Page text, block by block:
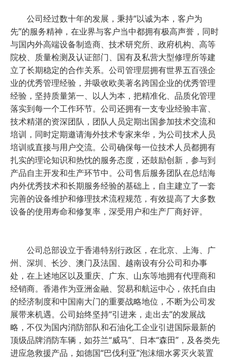
公司经过数十年的发展，秉持“以诚为本，客户为
先”的服务精神，在业界与客户当中都拥有极高声誉，同时
与国内外高端设备制造商、技术研究所、政府机构、高等
院校、质量检测及认证部门、国有及私营大型修理所等建
立了长期稳定的合作关系。公司管理层拥有世界五百强企
业的优秀管理经验，并吸收欧美著名跨国企业的优秀管理
经验，坚持质量第一、以人为本，把精准化、品质化管理
落实到每一个工作环节。公司还拥有一支专业经验丰富、
技术精湛的资深团队，团队人员定期出国参加技术交流和
培训，同时定期邀请海外技术专家来华，为公司技术人员
培训或直接与用户交流。公司确保每一位技术人员都拥有
扎实的理论知识和热忱的服务态度，还鼓励创新，参与到
产品自主开发和生产环节中。公司售后服务团队在总结海
内外优秀技术和长期服务经验的基础上，自主建立了一套
完善的设备维护和修理技术流程规范，有效提高了大多数
设备的使用寿命和修复率，深受用户和生产厂商好评。
公司总部设立于香港特别行政区，在北京、上海、广
州、深圳、长沙、澳门及法国、越南设有分公司和办事
处，在上述地区以及重庆、广东、山东等地拥有代理商和
经销商。香港作为亚洲金融、贸易和航运中心，依托自由
的经济制度和中国南大门的重要战略地位，不断为公司发
展带来机遇。公司始终坚持“引进来，走出去”的发展战
略，不仅为国内消防部队和石油化工企业引进国际最新的
顶级品牌消防车辆，如芬兰“威马”、日本“森田”，及各类先
进应急救援产品，如德国“巴伐利亚”泡沫细水雾灭火装置